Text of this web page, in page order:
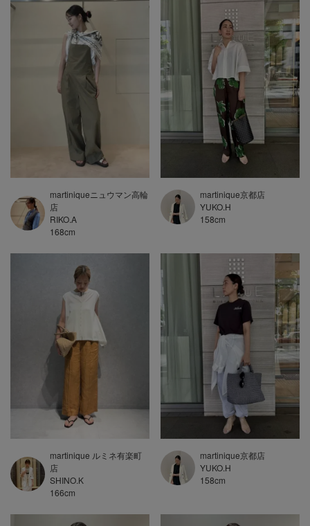
RIKO.A
martiniqueニュウマン高輪
店
168cm
YUKO.H
martinique京都店
158cm
SHINO.K
martinique ルミネ有楽町
店
166cm
YUKO.H
martinique京都店
158cm